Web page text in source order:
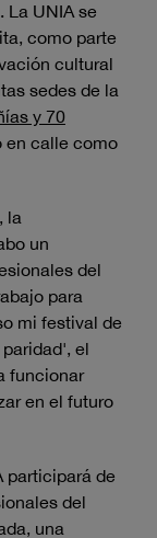
La UNIA se
como parte
cultural
sedes de la
y 70
en calle como
la
un
del
para
mi festival de
el
funcionar
en el futuro
participará de
del
una